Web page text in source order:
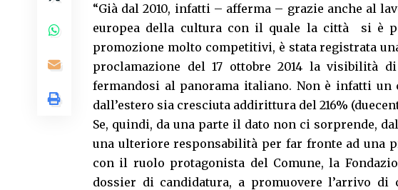
“Già dal 2010, infatti – afferma – grazie anche al
europea della cultura con il quale la città si è
promozione molto competitivi, è stata registrata
proclamazione del 17 ottobre 2014 la visibilità
fermandosi al panorama italiano. Non è infatti un
dall’estero sia cresciuta addirittura del 216%
Se, quindi, da una parte il dato non ci sorprende,
una ulteriore responsabilità per far fronte ad una
con il ruolo protagonista del Comune, la
dossier di candidatura, a promuovere l’arrivo